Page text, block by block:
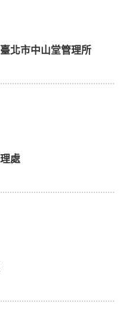
北市中山堂管理所
處